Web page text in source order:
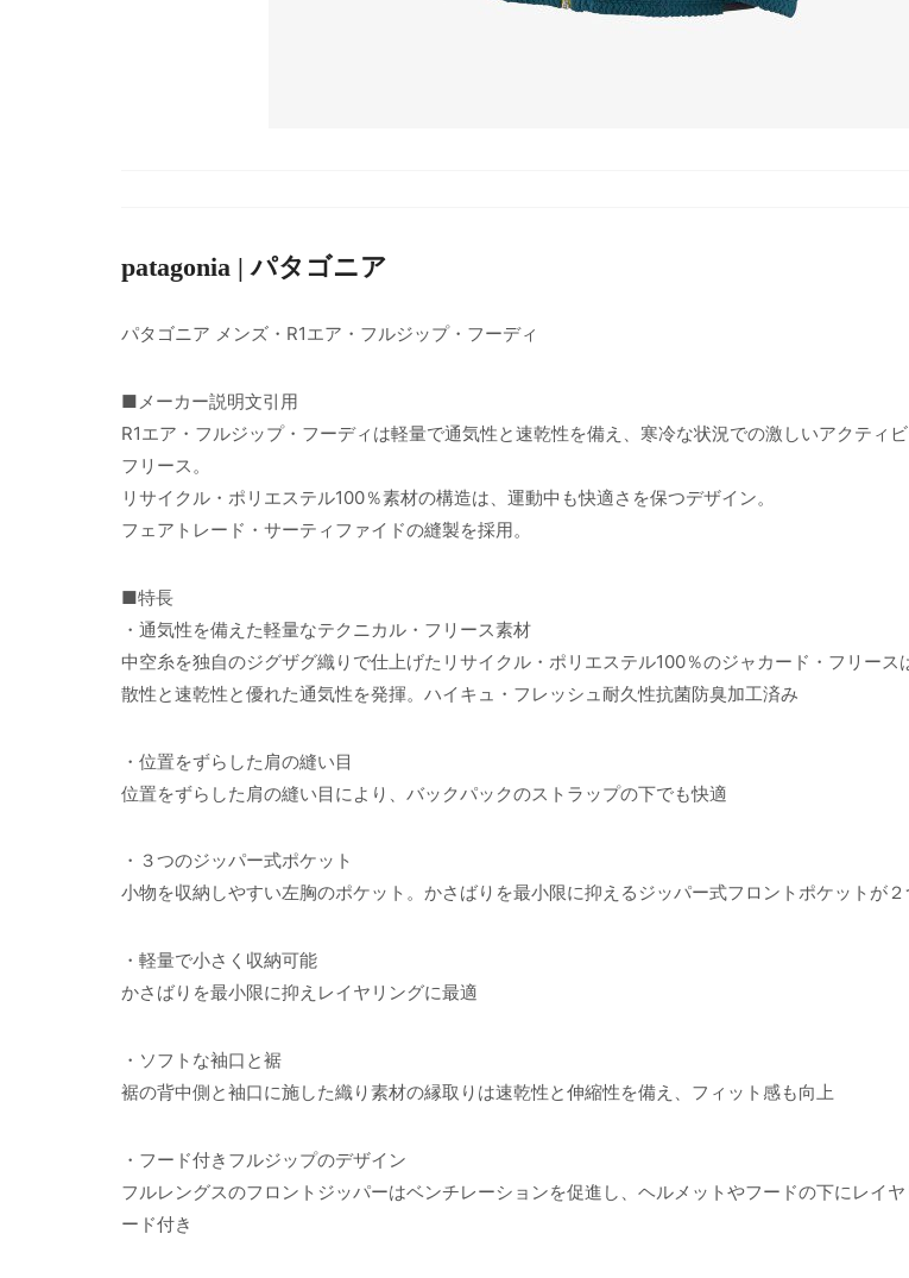
patagonia | パタゴニア
パタゴニア メンズ・R1エア・フルジップ・フーディ
■メーカー説明文引用
R1エア・フルジップ・フーディは軽量で通気性と速乾性を備え、寒冷な状況での激しいアクティ
フリース。
リサイクル・ポリエステル100％素材の構造は、運動中も快適さを保つデザイン。
フェアトレード・サーティファイドの縫製を採用。
■特長
・通気性を備えた軽量なテクニカル・フリース素材
中空糸を独自のジグザグ織りで仕上げたリサイクル・ポリエステル100％のジャカード・フリース
散性と速乾性と優れた通気性を発揮。ハイキュ・フレッシュ耐久性抗菌防臭加工済み
・位置をずらした肩の縫い目
位置をずらした肩の縫い目により、バックパックのストラップの下でも快適
・３つのジッパー式ポケット
小物を収納しやすい左胸のポケット。かさばりを最小限に抑えるジッパー式フロントポケットが２
・軽量で小さく収納可能
かさばりを最小限に抑えレイヤリングに最適
・ソフトな袖口と裾
裾の背中側と袖口に施した織り素材の縁取りは速乾性と伸縮性を備え、フィット感も向上
・フード付きフルジップのデザイン
フルレングスのフロントジッパーはベンチレーションを促進し、ヘルメットやフードの下にレイ
ード付き